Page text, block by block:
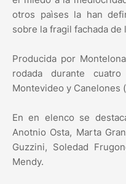
otros paìses la han
sobre la fragil fachada de
Producida por
rodada durante
Montevideo y Canelones
En en elenco se
Anotnio Osta, Marta
Guzzini, Soledad
Mendy.